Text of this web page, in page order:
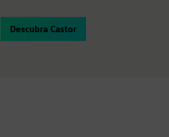
Descubra Castor